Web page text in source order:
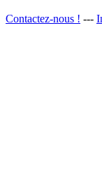
Contactez-nous ! ---